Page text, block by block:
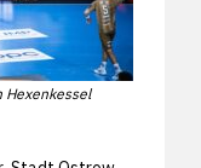
Hexenkessel